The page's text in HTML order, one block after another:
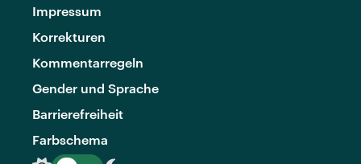
Impressum
Korrekturen
Kommentarregeln
Gender und Sprache
Barrierefreiheit
Farbschema